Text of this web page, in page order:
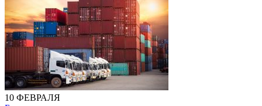
10 ФЕВРАЛЯ